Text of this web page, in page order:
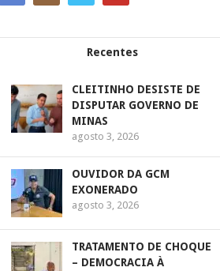
Recentes
CLEITINHO DESISTE DE
DISPUTAR GOVERNO DE
MINAS
agosto 3, 2026
OUVIDOR DA GCM
EXONERADO
agosto 3, 2026
TRATAMENTO DE CHOQUE
– DEMOCRACIA À